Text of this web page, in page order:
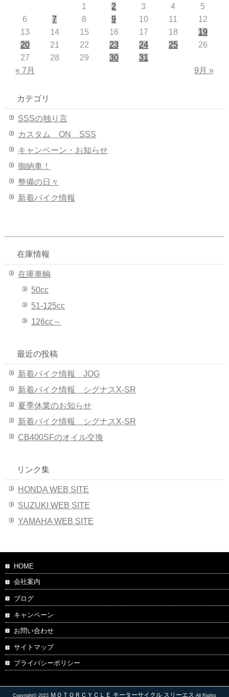
1
2 3 4
5
6
7 8 9 10 11
12
13
14 15 16 17 18
19
20
21 22 23 24 25
26
27
28 29 30
31
« 7月
9月 »
カテゴリ
SSSの独り言
カスタム ON SSS
キャンペーン・お知らせ
御納車！
整備の日々
新着バイク情報
在庫情報
在庫車輌
50cc
51-125cc
126cc～
最近の投稿
新着バイク情報 JOG
新着バイク情報 シグナスX-SR
夏季休業のお知らせ
新着バイク情報 シグナスX-SR
CB400SFのオイル交換
リンク集
HONDA WEB SITE
SUZUKI WEB SITE
YAMAHA WEB SITE
HOME
会社案内
ブログ
キャンペーン
お問い合わせ
サイトマップ
プライバシーポリシー
Copyright© 2023 ＭＯＴＯＲＣＹＣＬＥ モーターサイクル スリーエス All Rights